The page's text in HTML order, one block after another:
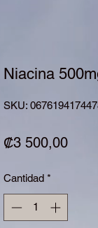
Niacina
SKU:
₡3 500,00Precio
Cantidad *